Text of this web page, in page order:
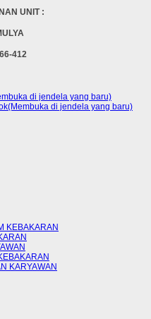
UNIT :
412
di jendela yang baru)
di jendela yang baru)
KEBAKARAN
KARYAWAN